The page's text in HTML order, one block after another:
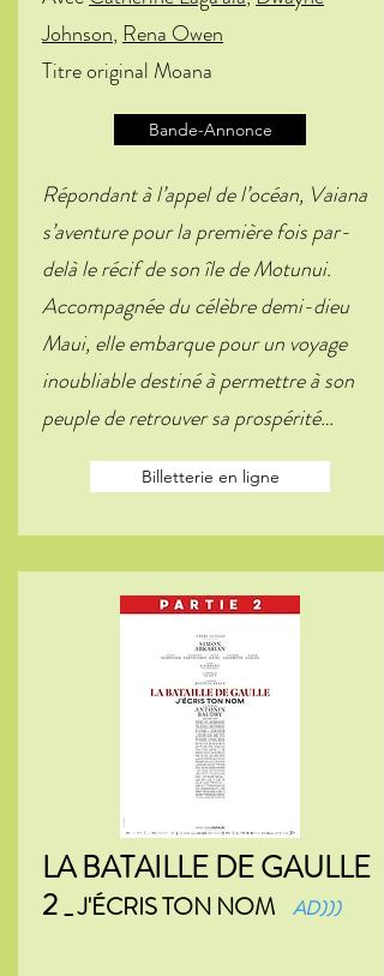
Johnson, Rena Owen
Titre original Moana
Bande-Annonce
Répondant à l’appel de l’océan, Vaiana
s’aventure pour la première fois par-
delà le récif de son île de Motunui.
Accompagnée du célèbre demi-dieu
Maui, elle embarque pour un voyage
inoubliable destiné à permettre à son
peuple de retrouver sa prospérité…
Billetterie en ligne
LA BATAILLE DE GAULLE
2_ J'ÉCRIS TON NOM AD)))